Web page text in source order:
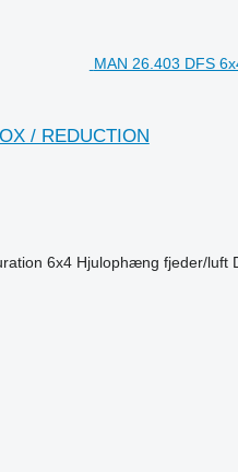
MAN 26.403 DFS
/ REDUCTION
6x4 Hjulophæng fjeder/luft